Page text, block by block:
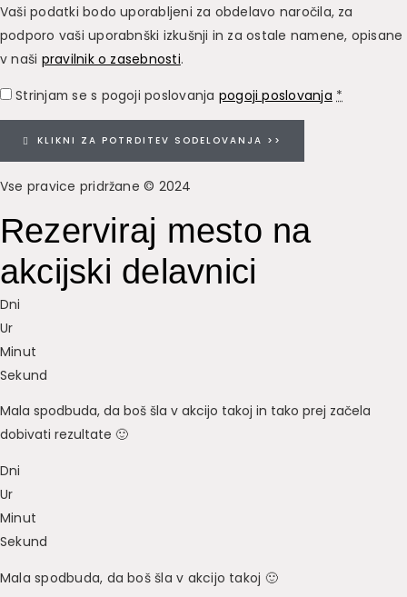
Vaši podatki bodo uporabljeni za obdelavo naročila, za
podporo vaši uporabnški izkušnji in za ostale namene, opisane
v naši pravilnik o zasebnosti.
Strinjam se s pogoji poslovanja pogoji poslovanja *
KLIKNI ZA POTRDITEV SODELOVANJA >>
Vse pravice pridržane © 2024
Rezerviraj mesto na
akcijski delavnici
Dni
Ur
Minut
Sekund
Mala spodbuda, da boš šla v akcijo takoj in tako prej začela
dobivati rezultate 🙂
Dni
Ur
Minut
Sekund
Mala spodbuda, da boš šla v akcijo takoj 🙂